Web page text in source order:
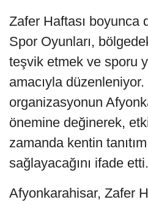
Zafer Haftası boyunca
Spor Oyunları,
teşvik etmek ve sporu
amacıyla
organizasyonun
önemine değinerek,
zamanda kentin
sağlayacağını ifade etti.
Afyonkarahisar, Zafer